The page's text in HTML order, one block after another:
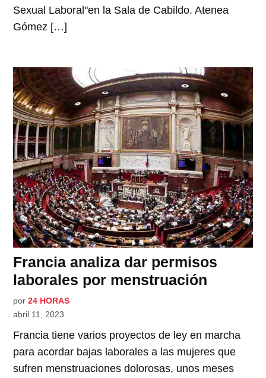
Sexual Laboral"en la Sala de Cabildo. Atenea
Gómez […]
Francia analiza dar permisos
laborales por menstruación
por 24 HORAS
abril 11, 2023
Francia tiene varios proyectos de ley en marcha
para acordar bajas laborales a las mujeres que
sufren menstruaciones dolorosas, unos meses